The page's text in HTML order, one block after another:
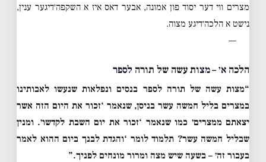
מצרים ווי דער יסוד פון אמונה, אבער דאס איז א השקפה׳דיגער ענין,
נישט א הלכה׳דיגע מצוה.
—
הלכה א׳ – מצות עשה של תורה לספר
“מצות עשה של תורה לספר בנסים ונפלאות שנעשו לאבותינו
במצרים בליל חמשה עשר בניסן, שנאמר ‘זכור את היום הזה אשר
יצאתם ממצרים׳ כמו שנאמר ‘זכור את יום השבת לקדשו׳. ומנין
שבליל חמשה עשר? תלמוד לומר ‘והגדת לבנך ביום ההוא לאמר
בעבור זה׳ – בשעה שיש מצה ומרור מונחים לפניך.”